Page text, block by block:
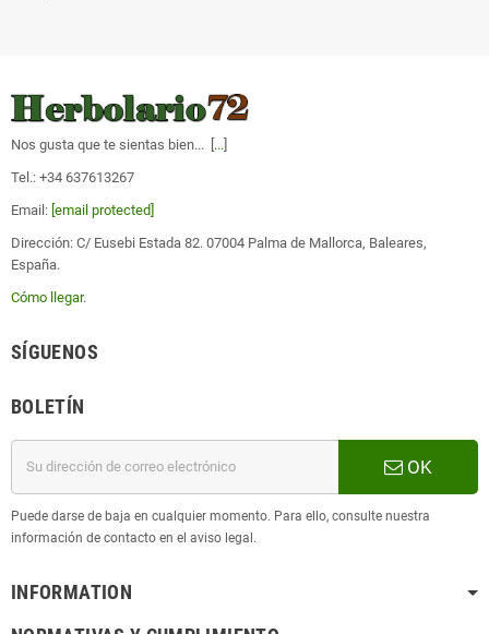
Nos gusta que te sientas bien... [ ...
Tel.: +34 637613267
Email: [email protected]
Dirección: C/ Eusebi Estada 82. 07004 Palma de Mallorca, Baleares,
España.
Cómo llegar.
SÍGUENOS
BOLETÍN
OK
Puede darse de baja en cualquier momento. Para ello, consulte nuestra
información de contacto en el aviso legal.
INFORMATION